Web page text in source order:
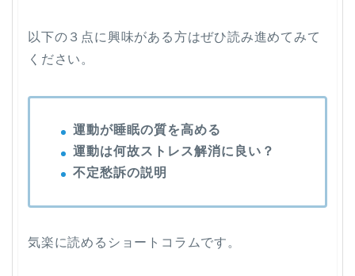
以下の３点に興味がある方はぜひ読み進めてみて
ください。
運動が睡眠の質を高める
運動は何故ストレス解消に良い？
不定愁訴の説明
気楽に読めるショートコラムです。